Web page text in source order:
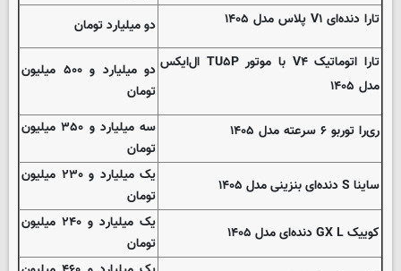
تارا دنده‌ای V۱ پلاس مدل ۱۴۰۵
دو میلیارد تومان
تارا اتوماتیک V۴ با موتور TU۵P ال‌ایکس
مدل ۱۴۰۵
دو میلیارد و ۵۰۰ میلیون
تومان
ری‌را توربو ۶ سرعته مدل ۱۴۰۵
سه میلیارد و ۳۵۰ میلیون
تومان
ساینا S دنده‌ای بنزینی مدل ۱۴۰۵
یک میلیارد و ۲۳۰ میلیون
تومان
کوییک GX L دنده‌ای مدل ۱۴۰۵
یک میلیارد و ۲۴۰ میلیون
تومان